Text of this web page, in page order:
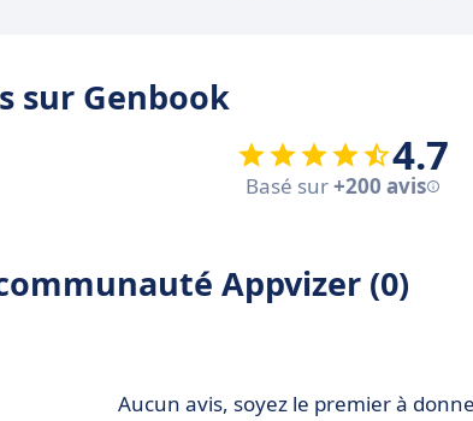
sur Genbook
4.7
Basé sur+200 avis
Appvizer (0)
Aucun avis, soyez le premier à